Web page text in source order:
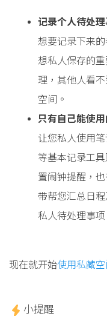
记录个人待处
想要记录下来
想私人保存的
理，其他人看
空间。
只有自己能使
让您私人使用
等基本记录工
置闹钟提醒，
带帮您汇总日
私人待处理事
现在就开始使用私藏空
小提醒